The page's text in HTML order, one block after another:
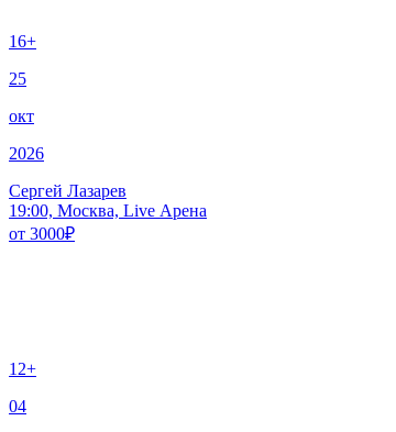
16+
25
окт
2026
Сергей Лазарев
19:00, Москва, Live Арена
от 3000₽
12+
04